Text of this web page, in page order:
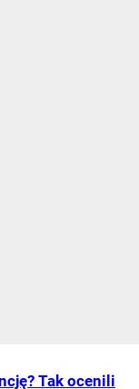
Tak ocenili